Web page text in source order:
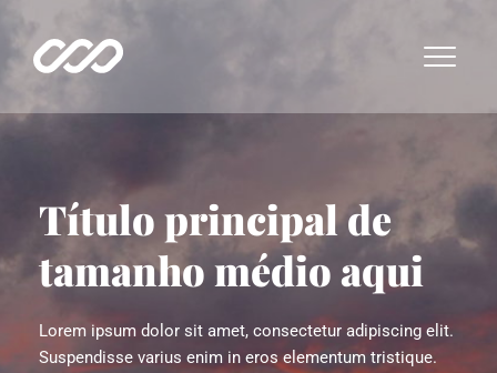
Título principal de
tamanho médio aqui
Lorem ipsum dolor sit amet, consectetur adipiscing elit.
Suspendisse varius enim in eros elementum tristique.